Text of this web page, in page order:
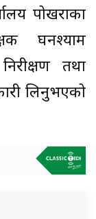
पोखराका
घनश्याम
तथा
लिनुभएको